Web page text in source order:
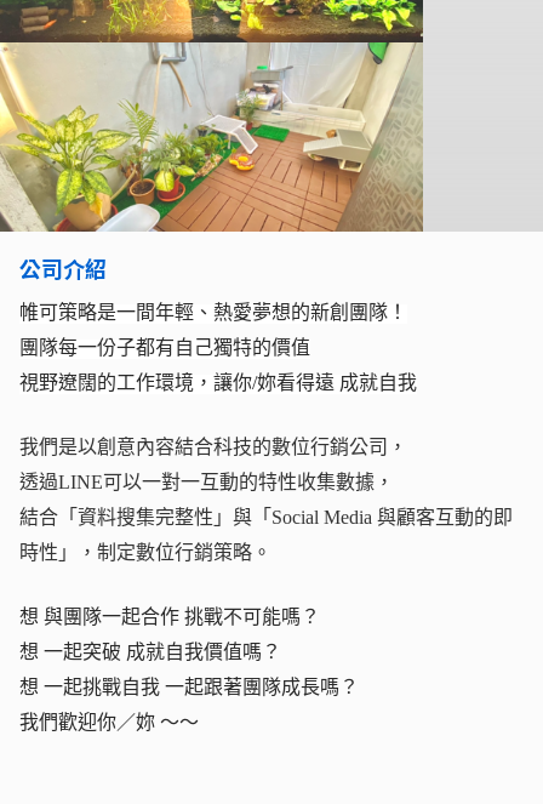
公司介紹
帷可策略是一間年輕、熱愛夢想的新創團隊！
團隊每一份子都有自己獨特的價值
視野遼闊的工作環境，讓你/妳看得遠 成就自我
我們是以創意內容結合科技的數位行銷公司，
透過LINE可以一對一互動的特性收集數據，
結合「資料搜集完整性」與「Social Media 與顧客互動的即
時性」，制定數位行銷策略。
想 與團隊一起合作 挑戰不可能嗎？
想 一起突破 成就自我價值嗎？
想 一起挑戰自我 一起跟著團隊成長嗎？
我們歡迎你／妳 ～～